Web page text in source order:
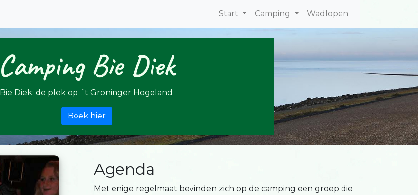
Start Camping Wadlopen
Camping Bie Diek
Bie Diek: de plek op ´t Groninger Hogeland
Boek hier
Agenda
Met enige regelmaat bevinden zich op de camping een groep die